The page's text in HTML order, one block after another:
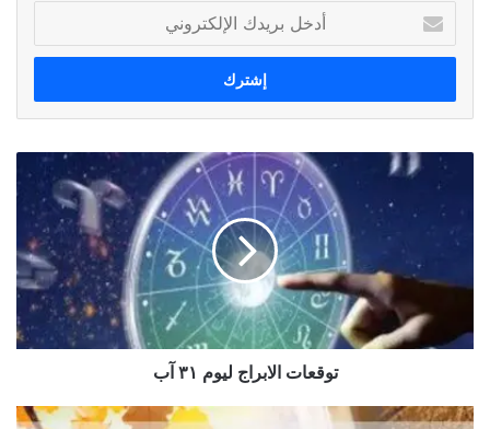
بريدك
الإلكتروني
توقعات
الابراج
توقعات الابراج ليوم ٣١ آب
طقس